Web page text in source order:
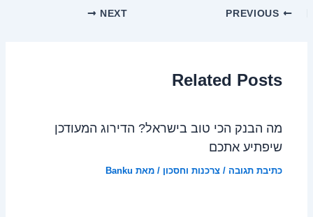
NEXT
Related Posts
מה הבנק הכי טוב בישראל? הדירוג המעודכן
שיפתיע אתכם
כתיבת תגובה /צרכנות וחסכון / מאת Banku